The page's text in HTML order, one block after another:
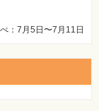
：7月5日〜7月11日